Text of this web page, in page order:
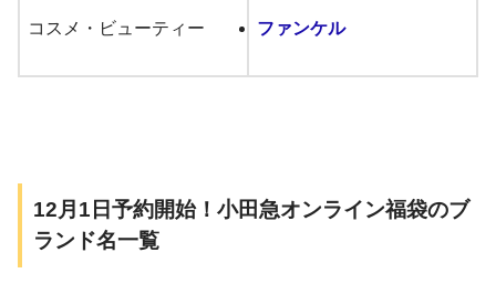
コスメ・ビューティー ファンケル
12月1日予約開始！小田急オンライン福袋のブ
ランド名一覧